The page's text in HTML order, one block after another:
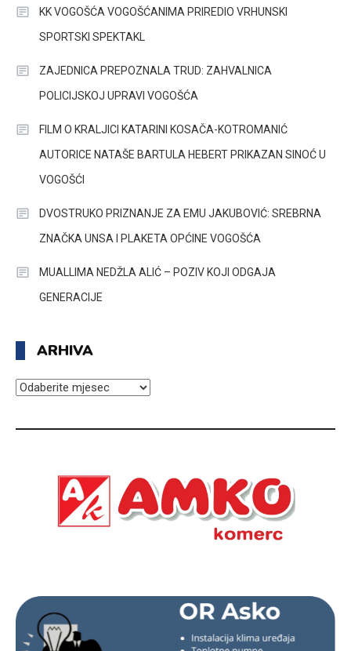
KK VOGOŠĆA VOGOŠĆANIMA PRIREDIO VRHUNSKI
SPORTSKI SPEKTAKL
ZAJEDNICA PREPOZNALA TRUD: ZAHVALNICA
POLICIJSKOJ UPRAVI VOGOŠĆA
FILM O KRALJICI KATARINI KOSAČA-KOTROMANIĆ
AUTORICE NATAŠE BARTULA HEBERT PRIKAZAN SINOĆ U
VOGOŠĆI
DVOSTRUKO PRIZNANJE ZA EMU JAKUBOVIĆ: SREBRNA
ZNAČKA UNSA I PLAKETA OPĆINE VOGOŠĆA
MUALLIMA NEDŽLA ALIĆ – POZIV KOJI ODGAJA
GENERACIJE
ARHIVA
ARHIVA